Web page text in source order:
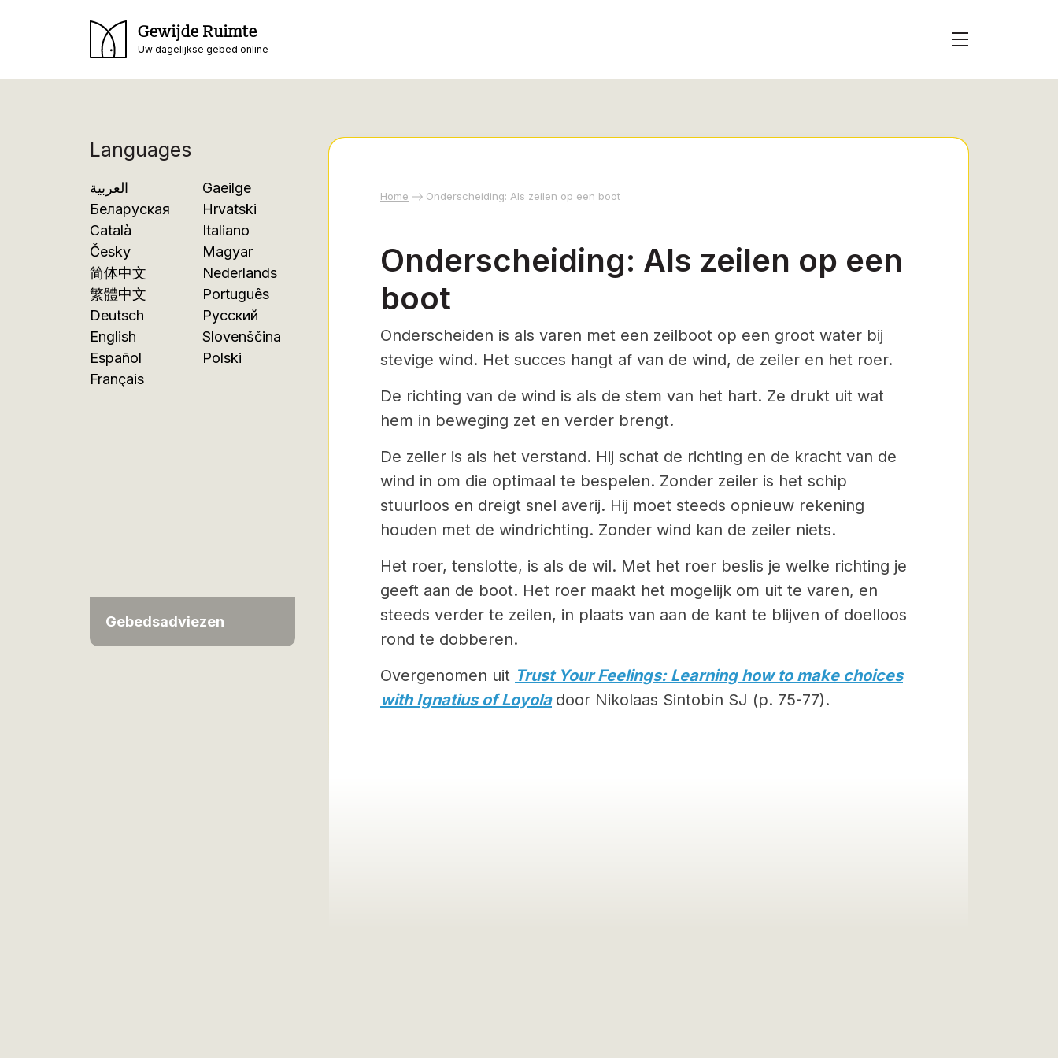
Gewijde Ruimte
Uw dagelijkse gebed online
Languages
العربية
Беларуская
Català
Česky
简体中文
繁體中文
Deutsch
English
Español
Français
Gaeilge
Hrvatski
Italiano
Magyar
Nederlands
Português
Русский
Slovenščina
Polski
Gebedsadviezen
Home Onderscheiding: Als zeilen op een boot
Onderscheiding: Als zeilen op een
boot
Onderscheiden is als varen met een zeilboot op een groot water bij
stevige wind. Het succes hangt af van de wind, de zeiler en het roer.
De richting van de wind is als de stem van het hart. Ze drukt uit wat
hem in beweging zet en verder brengt.
De zeiler is als het verstand. Hij schat de richting en de kracht van de
wind in om die optimaal te bespelen. Zonder zeiler is het schip
stuurloos en dreigt snel averij. Hij moet steeds opnieuw rekening
houden met de windrichting. Zonder wind kan de zeiler niets.
Het roer, tenslotte, is als de wil. Met het roer beslis je welke richting je
geeft aan de boot. Het roer maakt het mogelijk om uit te varen, en
steeds verder te zeilen, in plaats van aan de kant te blijven of doelloos
rond te dobberen.
Overgenomen uit Trust Your Feelings: Learning how to make choices
with Ignatius of Loyola door Nikolaas Sintobin SJ (p. 75-77).